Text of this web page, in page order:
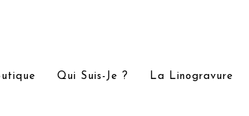
Qui Suis-Je ? La Linogravure